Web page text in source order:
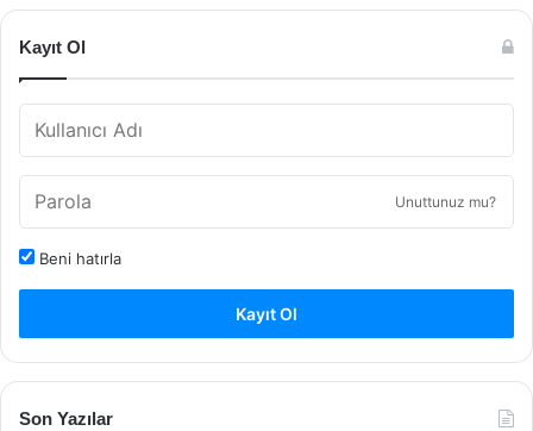
Kayıt Ol
Unuttunuz mu?
Beni hatırla
Kayıt Ol
Son Yazılar